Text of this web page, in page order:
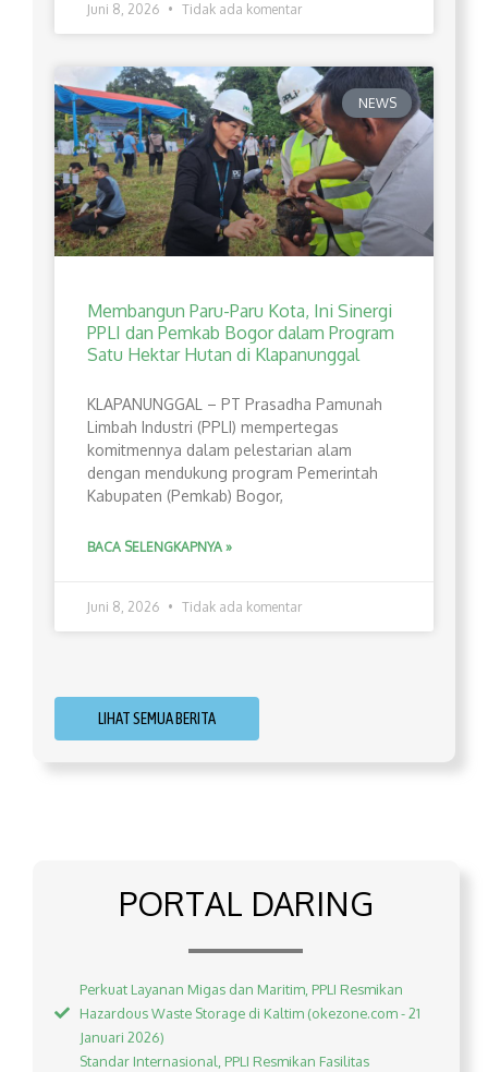
Juni 8, 2026 Tidak ada komentar
NEWS
Membangun Paru-Paru Kota, Ini Sinergi
PPLI dan Pemkab Bogor dalam Program
Satu Hektar Hutan di Klapanunggal
​KLAPANUNGGAL – PT Prasadha Pamunah
Limbah Industri (PPLI) mempertegas
komitmennya dalam pelestarian alam
dengan mendukung program Pemerintah
Kabupaten (Pemkab) Bogor,
BACA SELENGKAPNYA »
Juni 8, 2026 Tidak ada komentar
LIHAT SEMUA BERITA
PORTAL DARING
Perkuat Layanan Migas dan Maritim, PPLI Resmikan
Hazardous Waste Storage di Kaltim (okezone.com - 21
Januari 2026)
Standar Internasional, PPLI Resmikan Fasilitas